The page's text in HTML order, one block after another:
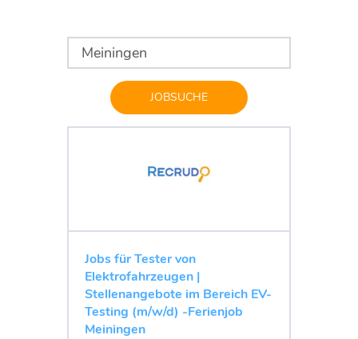
JOBSUCHE
Jobs für Tester von
Elektrofahrzeugen |
Stellenangebote im Bereich EV-
Testing (m/w/d) -Ferienjob
Meiningen